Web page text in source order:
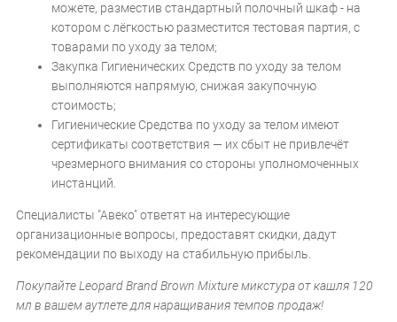
можете, разместив стандартный полочный шкаф - на
котором с лёгкостью разместится тестовая партия, с
товарами по уходу за телом;
Закупка Гигиенических Средств по уходу за телом
выполняются напрямую, снижая закупочную
стоимость;
Гигиенические Средства по уходу за телом имеют
сертификаты соответствия — их сбыт не привлечёт
чрезмерного внимания со стороны уполномоченных
инстанций.
Специалисты "Авеко" ответят на интересующие
организационные вопросы, предоставят скидки, дадут
рекомендации по выходу на стабильную прибыль.
Покупайте Leopard Brand Brown Mixture микстура от кашля 120
мл в вашем аутлете для наращивания темпов продаж!